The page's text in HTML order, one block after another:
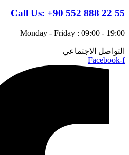
Call Us: +90 552 888 22 55
Monday - Friday : 09:00 - 19:00
التواصل الاجتماعي
Facebook-f